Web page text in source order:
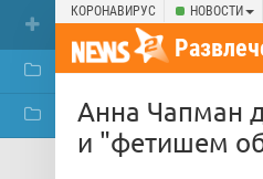
КОРОНАВИРУС НОВОСТИ
Анна Чапман
и "фетишем